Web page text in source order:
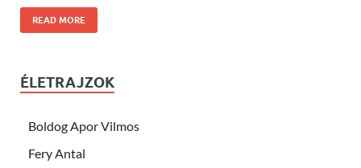
READ MORE
ÉLETRAJZOK
Boldog Apor Vilmos
Fery Antal